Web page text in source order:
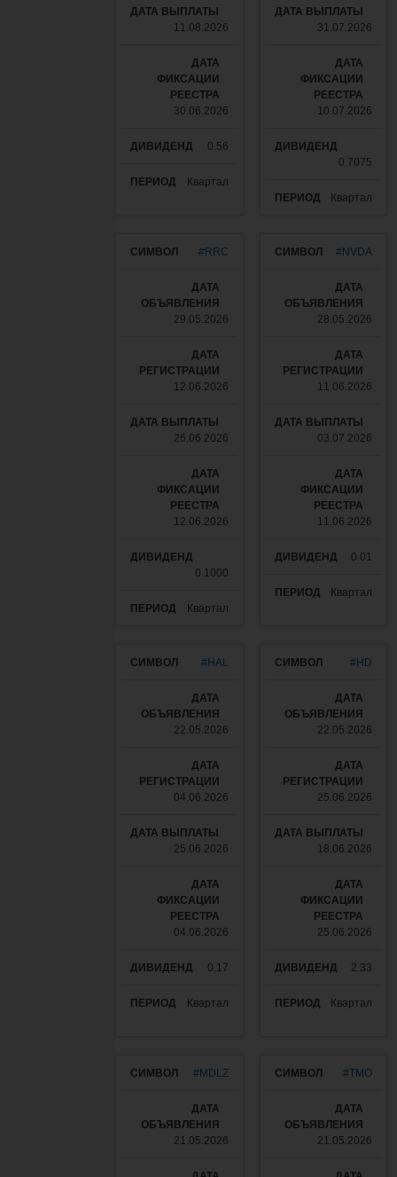
11.08.2026
30.06.2026
0.56
Квартал
31.07.2026
10.07.2026
0.7075
Квартал
#RRC
29.05.2026
12.06.2026
26.06.2026
12.06.2026
0.1000
Квартал
#NVDA
28.05.2026
11.06.2026
03.07.2026
11.06.2026
0.01
Квартал
#HAL
22.05.2026
04.06.2026
25.06.2026
04.06.2026
0.17
Квартал
#HD
22.05.2026
25.06.2026
18.06.2026
25.06.2026
2.33
Квартал
#MDLZ
21.05.2026
#TMO
21.05.2026